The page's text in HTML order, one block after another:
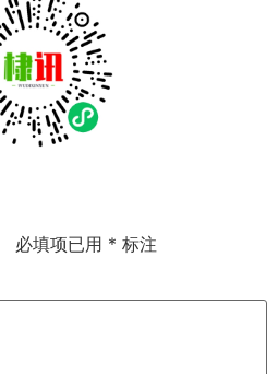
必填项已用 * 标注